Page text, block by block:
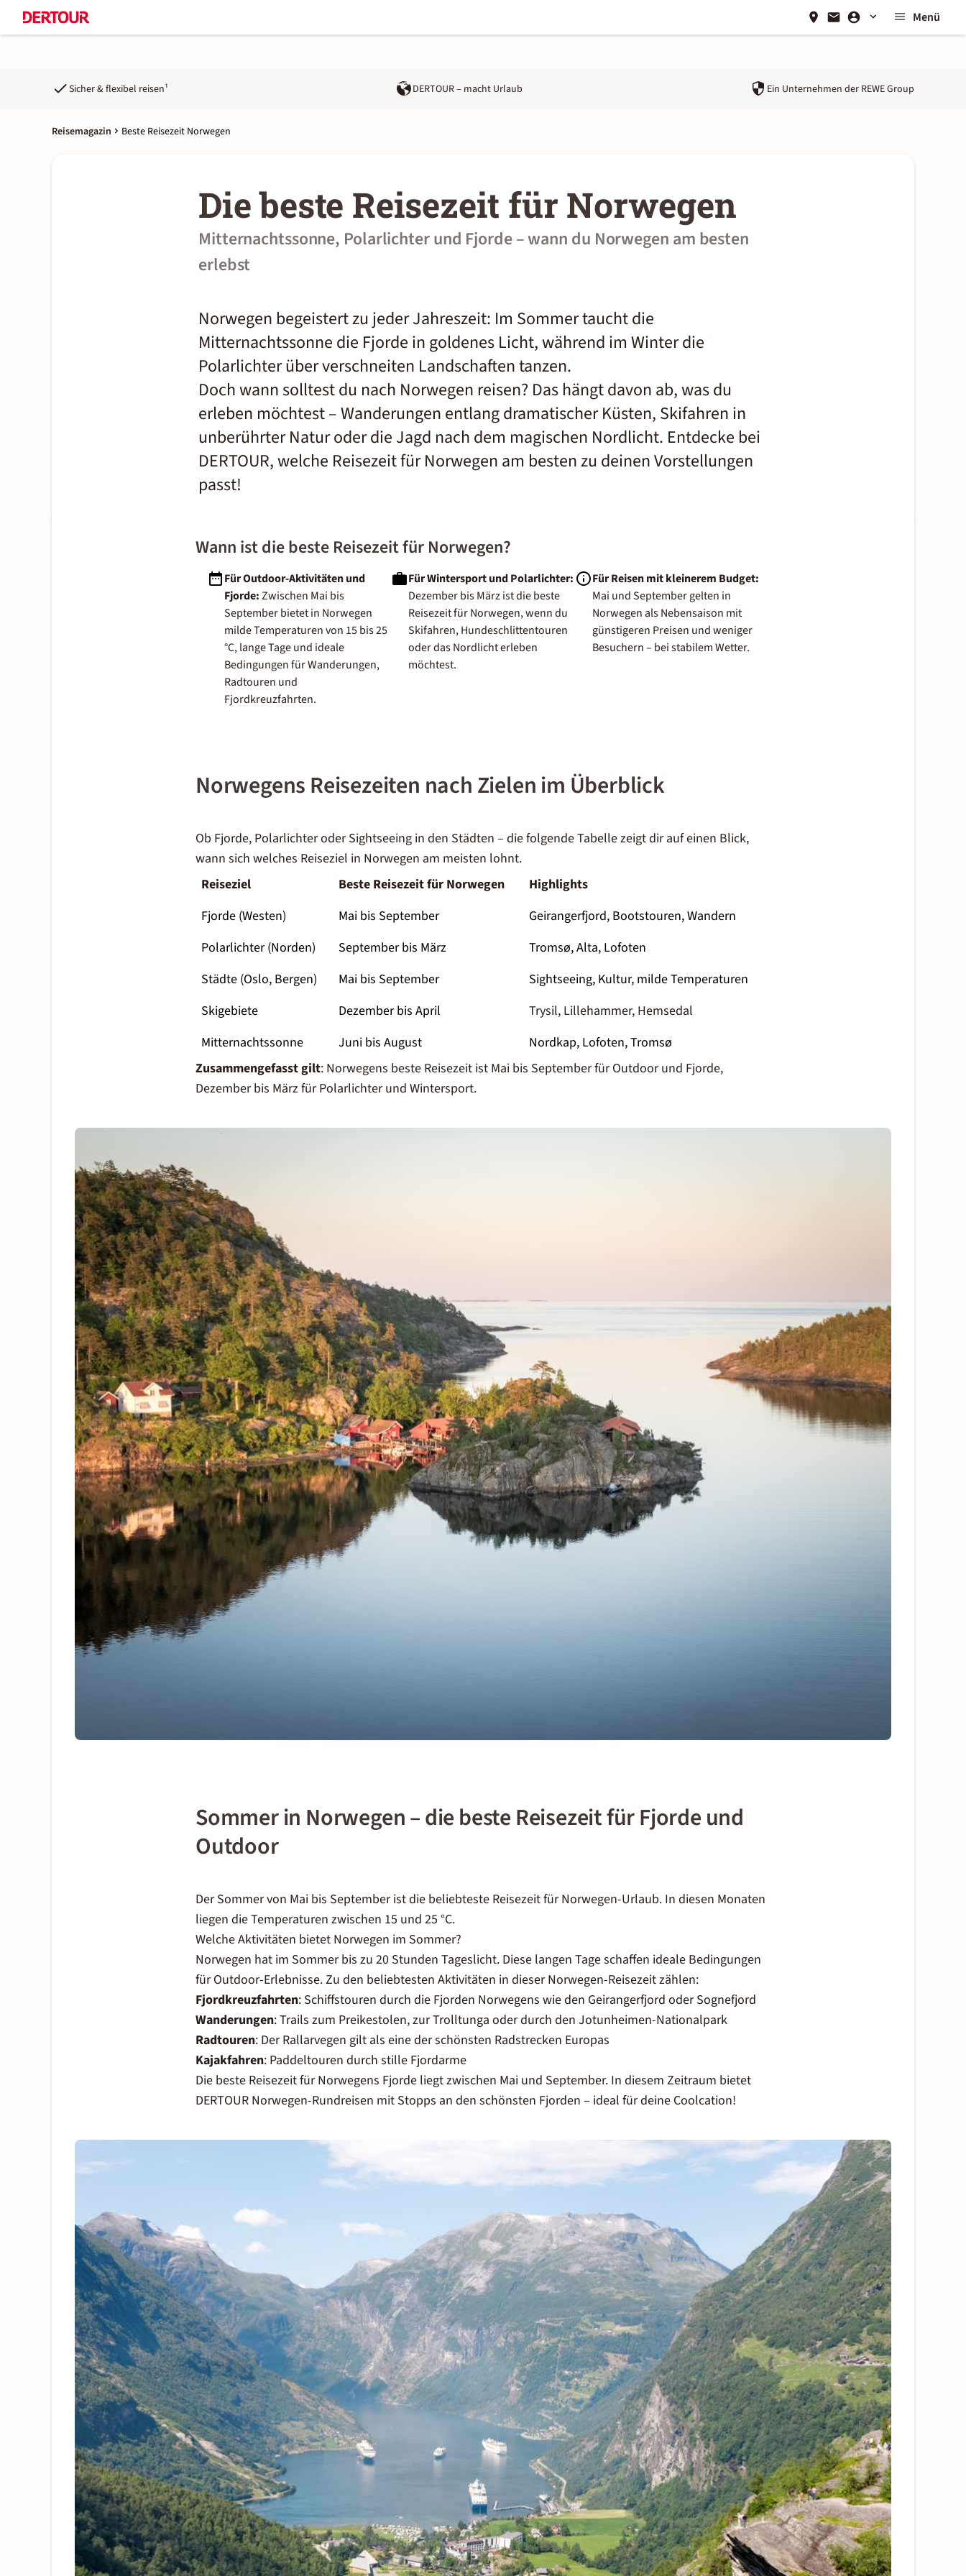
Menü
Sicher & flexibel reisen¹ DERTOUR – macht Urlaub Ein Unternehmen der REWE Group
Reisemagazin Beste Reisezeit Norwegen
Die beste Reisezeit für Norwegen
Mitternachtssonne, Polarlichter und Fjorde – wann du Norwegen am besten
erlebst
Norwegen begeistert zu jeder Jahreszeit: Im Sommer taucht die
Mitternachtssonne die Fjorde in goldenes Licht, während im Winter die
Polarlichter über verschneiten Landschaften tanzen.
Doch wann solltest du nach Norwegen reisen? Das hängt davon ab, was du
erleben möchtest – Wanderungen entlang dramatischer Küsten, Skifahren in
unberührter Natur oder die Jagd nach dem magischen Nordlicht. Entdecke bei
DERTOUR, welche Reisezeit für Norwegen am besten zu deinen Vorstellungen
passt!
Wann ist die beste Reisezeit für Norwegen?
Für Outdoor-Aktivitäten und
Fjorde:Zwischen Mai bis
September bietet in Norwegen
milde Temperaturen von 15 bis 25
°C, lange Tage und ideale
Bedingungen für Wanderungen,
Radtouren und
Fjordkreuzfahrten.
Für Wintersport und Polarlichter:
Dezember bis März ist die beste
Reisezeit für Norwegen, wenn du
Skifahren, Hundeschlittentouren
oder das Nordlicht erleben
möchtest.
Für Reisen mit kleinerem Budget:
Mai und September gelten in
Norwegen als Nebensaison mit
günstigeren Preisen und weniger
Besuchern – bei stabilem Wetter.
Norwegens Reisezeiten nach Zielen im Überblick
Ob Fjorde, Polarlichter oder Sightseeing in den Städten – die folgende Tabelle zeigt dir auf einen Blick,
wann sich welches Reiseziel in Norwegen am meisten lohnt.
Reiseziel
Beste Reisezeit für Norwegen
Highlights
Fjorde (Westen)
Mai bis September
Geirangerfjord, Bootstouren, Wandern
Polarlichter (Norden)
September bis März
Tromsø, Alta, Lofoten
Städte (Oslo, Bergen)
Mai bis September
Sightseeing, Kultur, milde Temperaturen
Skigebiete
Dezember bis April
Trysil, Lillehammer, Hemsedal
Mitternachtssonne
Juni bis August
Nordkap, Lofoten, Tromsø
Zusammengefasst gilt: Norwegens beste Reisezeit ist Mai bis September für Outdoor und Fjorde,
Dezember bis März für Polarlichter und Wintersport.
Sommer in Norwegen – die beste Reisezeit für Fjorde und
Outdoor
Der Sommer von Mai bis September ist die beliebteste Reisezeit fürNorwegen-Urlaub. In diesen Monaten
liegen die Temperaturen zwischen 15 und 25 °C.
Welche Aktivitäten bietet Norwegen im Sommer?
Norwegen hat im Sommer bis zu 20 Stunden Tageslicht. Diese langen Tage schaffen ideale Bedingungen
für Outdoor-Erlebnisse. Zu den beliebtesten Aktivitäten in dieser Norwegen-Reisezeit zählen:
Fjordkreuzfahrten: Schiffstouren durch die Fjorden Norwegens wie den Geirangerfjord oder Sognefjord
Wanderungen: Trails zum Preikestolen, zur Trolltunga oder durch den Jotunheimen-Nationalpark
Radtouren: Der Rallarvegen gilt als eine der schönsten Radstrecken Europas
Kajakfahren: Paddeltouren durch stille Fjordarme
Die beste Reisezeit für Norwegens Fjorde liegt zwischen Mai und September. In diesem Zeitraum bietet
DERTOUR Norwegen-Rundreisen mit Stopps an den schönsten Fjorden – ideal für deine Coolcation!